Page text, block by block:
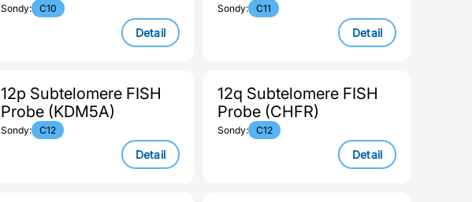
Sondy: C10
Detail
Sondy: C11
Detail
12p Subtelomere FISH
Probe (KDM5A)
Sondy: C12
Detail
12q Subtelomere FISH
Probe (CHFR)
Sondy: C12
Detail